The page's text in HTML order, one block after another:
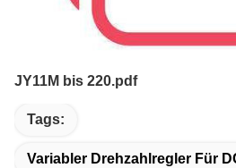
JY11M bis 220.pdf
Tags:
Variabler Drehzahlregler Für